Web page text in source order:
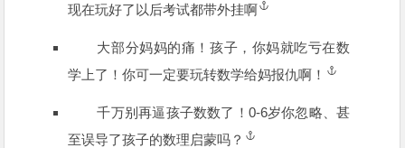
现在玩好了以后考试都带外挂啊
大部分妈妈的痛！孩子，你妈就吃亏在数
学上了！你可一定要玩转数学给妈报仇啊！
千万别再逼孩子数数了！0-6岁你忽略、甚
至误导了孩子的数理启蒙吗？